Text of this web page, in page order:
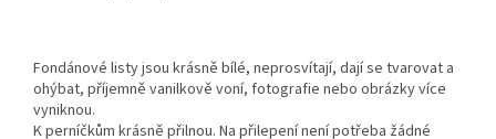
Fondánové listy jsou krásně bílé, neprosvítají, dají se tvarovat a
ohýbat, příjemně vanilkově voní, fotografie nebo obrázky více
vyniknou.
K perníčkům krásně přilnou. Na přilepení není potřeba žádné